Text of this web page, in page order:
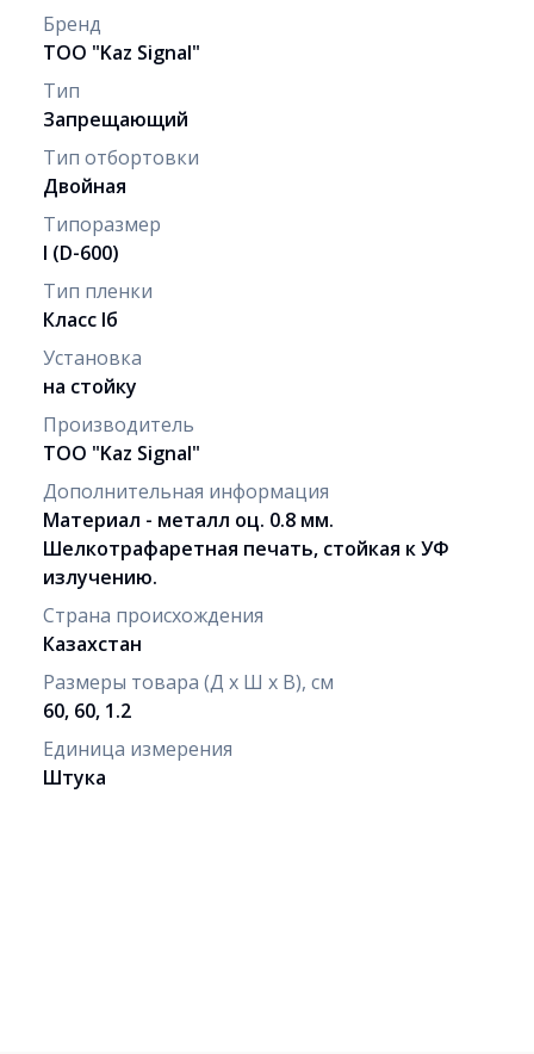
Бренд
ТОО "Kaz Signal"
Тип
Запрещающий
Тип отбортовки
Двойная
Типоразмер
I (D-600)
Тип пленки
Класс Iб
Установка
на стойку
Производитель
ТОО "Kaz Signal"
Дополнительная информация
Материал - металл оц. 0.8 мм.
Шелкотрафаретная печать, стойкая к УФ
излучению.
Страна происхождения
Казахстан
Размеры товара (Д х Ш х В), см
60, 60, 1.2
Единица измерения
Штука